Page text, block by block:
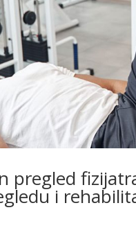
pregled
i